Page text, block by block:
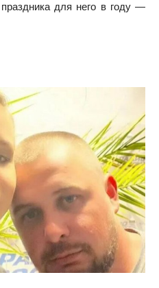
для него в году —